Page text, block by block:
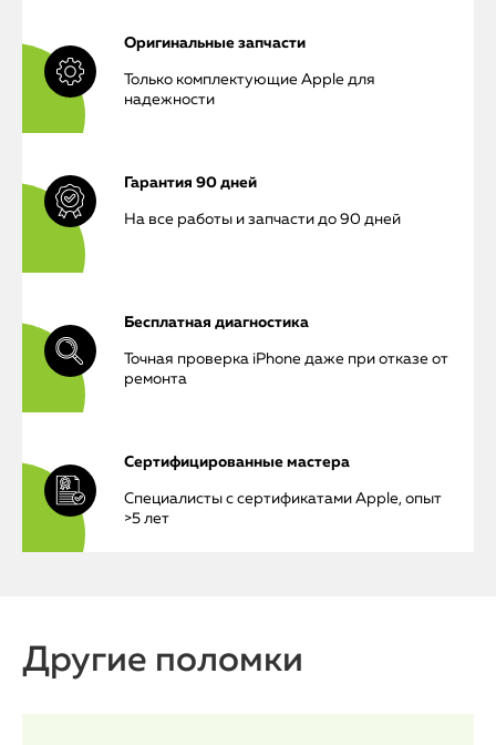
iPhone
MacBook
Watch
iPad
Mac Mini
Оригинальные запчасти
Только комплектующие Apple для
надежности
Гарантия 90 дней
На все работы и запчасти до 90 дней
Бесплатная диагностика
Точная проверка iPhone даже при отказе от
ремонта
Сертифицированные мастера
Специалисты с сертификатами Apple, опыт
>5 лет
Другие поломки